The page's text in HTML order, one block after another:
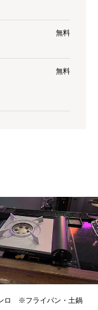
無料
無料
ロ ※フライパン・土鍋